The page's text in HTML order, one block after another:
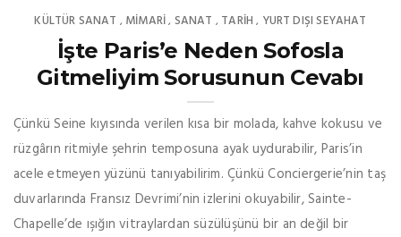
KÜLTÜR SANAT , MIMARI, SANAT , TARİH , YURT DIŞI SEYAHAT
İşte Paris’e Neden Sofosla
Gitmeliyim Sorusunun Cevabı
Çünkü Seine kıyısında verilen kısa bir molada, kahve kokusu ve
rüzgârın ritmiyle şehrin temposuna ayak uydurabilir, Paris’in
acele etmeyen yüzünü tanıyabilirim. Çünkü Conciergerie’nin taş
duvarlarında Fransız Devrimi’nin izlerini okuyabilir, Sainte-
Chapelle’de ışığın vitraylardan süzülüşünü bir an değil bir